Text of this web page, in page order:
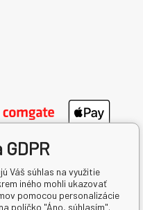
Váš súhlas na využitie
iného mohli ukazovať
pomocou personalizácie
políčko "Áno, súhlasím".